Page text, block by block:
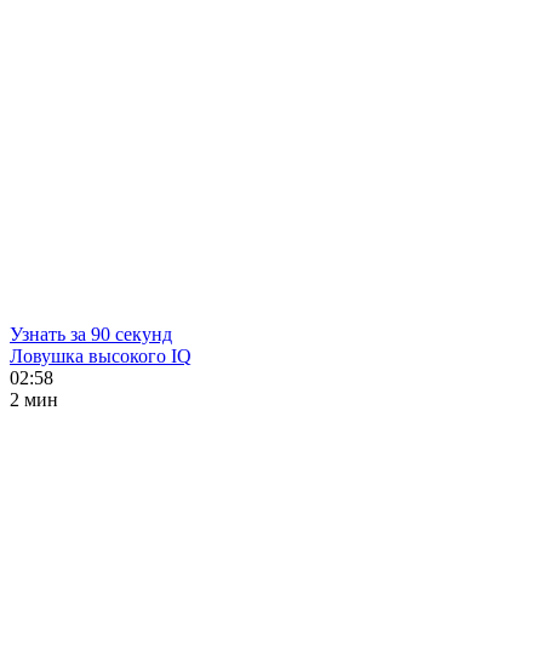
Узнать за 90 секунд
Ловушка высокого IQ
02:58
2 мин